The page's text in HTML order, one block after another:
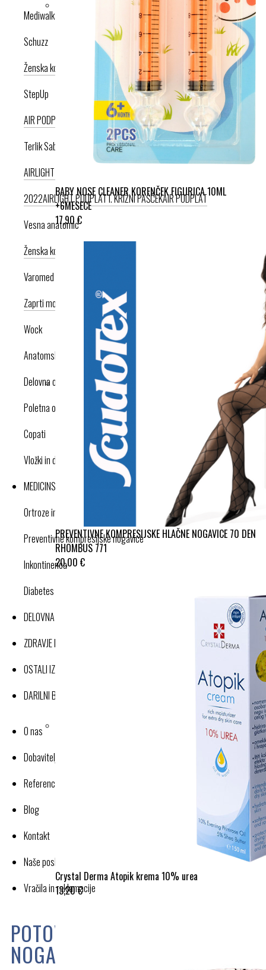
BABY NOSE CLEANER KORENČEK FIGURICA 10ML
+6MESECE
17,90 €
PREVENTIVNE KOMPRESIJSKE HLAČNE NOGAVICE 70 DEN
RHOMBUS 771
20,00 €
Crystal Derma Atopik krema 10% urea
13,20 €
Mediwalk
Schuzz
Ženska kolekcija
Moška kolekcija
StepUp
AIR PODPLAT
AIRLIGHT PODPLAT
Terlik Sabo
AIRLIGHT PODPLAT II. NOVI
2022AIRLIGHT PODPLAT I. KRIŽNI PAŠČEKAIR PODPLAT
Vesna anatomic
Ženska kolekcija
Varomed
Zaprti modeli
Odprti modeliNogavice
Wock
Anatomska obutev
Delovna obutev s certifikatom
Poletna obutev
Copati
Vložki in dodatki
MEDICINSKI IZDELKI
Ortroze in opornice
Preventivne kompresijske nogavice
Inkontinenca
Diabetes
DELOVNA OBLAČILA
ZDRAVJE IN DOBRO POČUTJE
OSTALI IZDELKI
DARILNI BONI
O nas
Dobavitelji-proizvajalci
Reference
Blog
Kontakt
Naše poslovanje
Vračila in reklamacije
POTOVALNE KOMPRESIJSKE
NOGAVICE 481